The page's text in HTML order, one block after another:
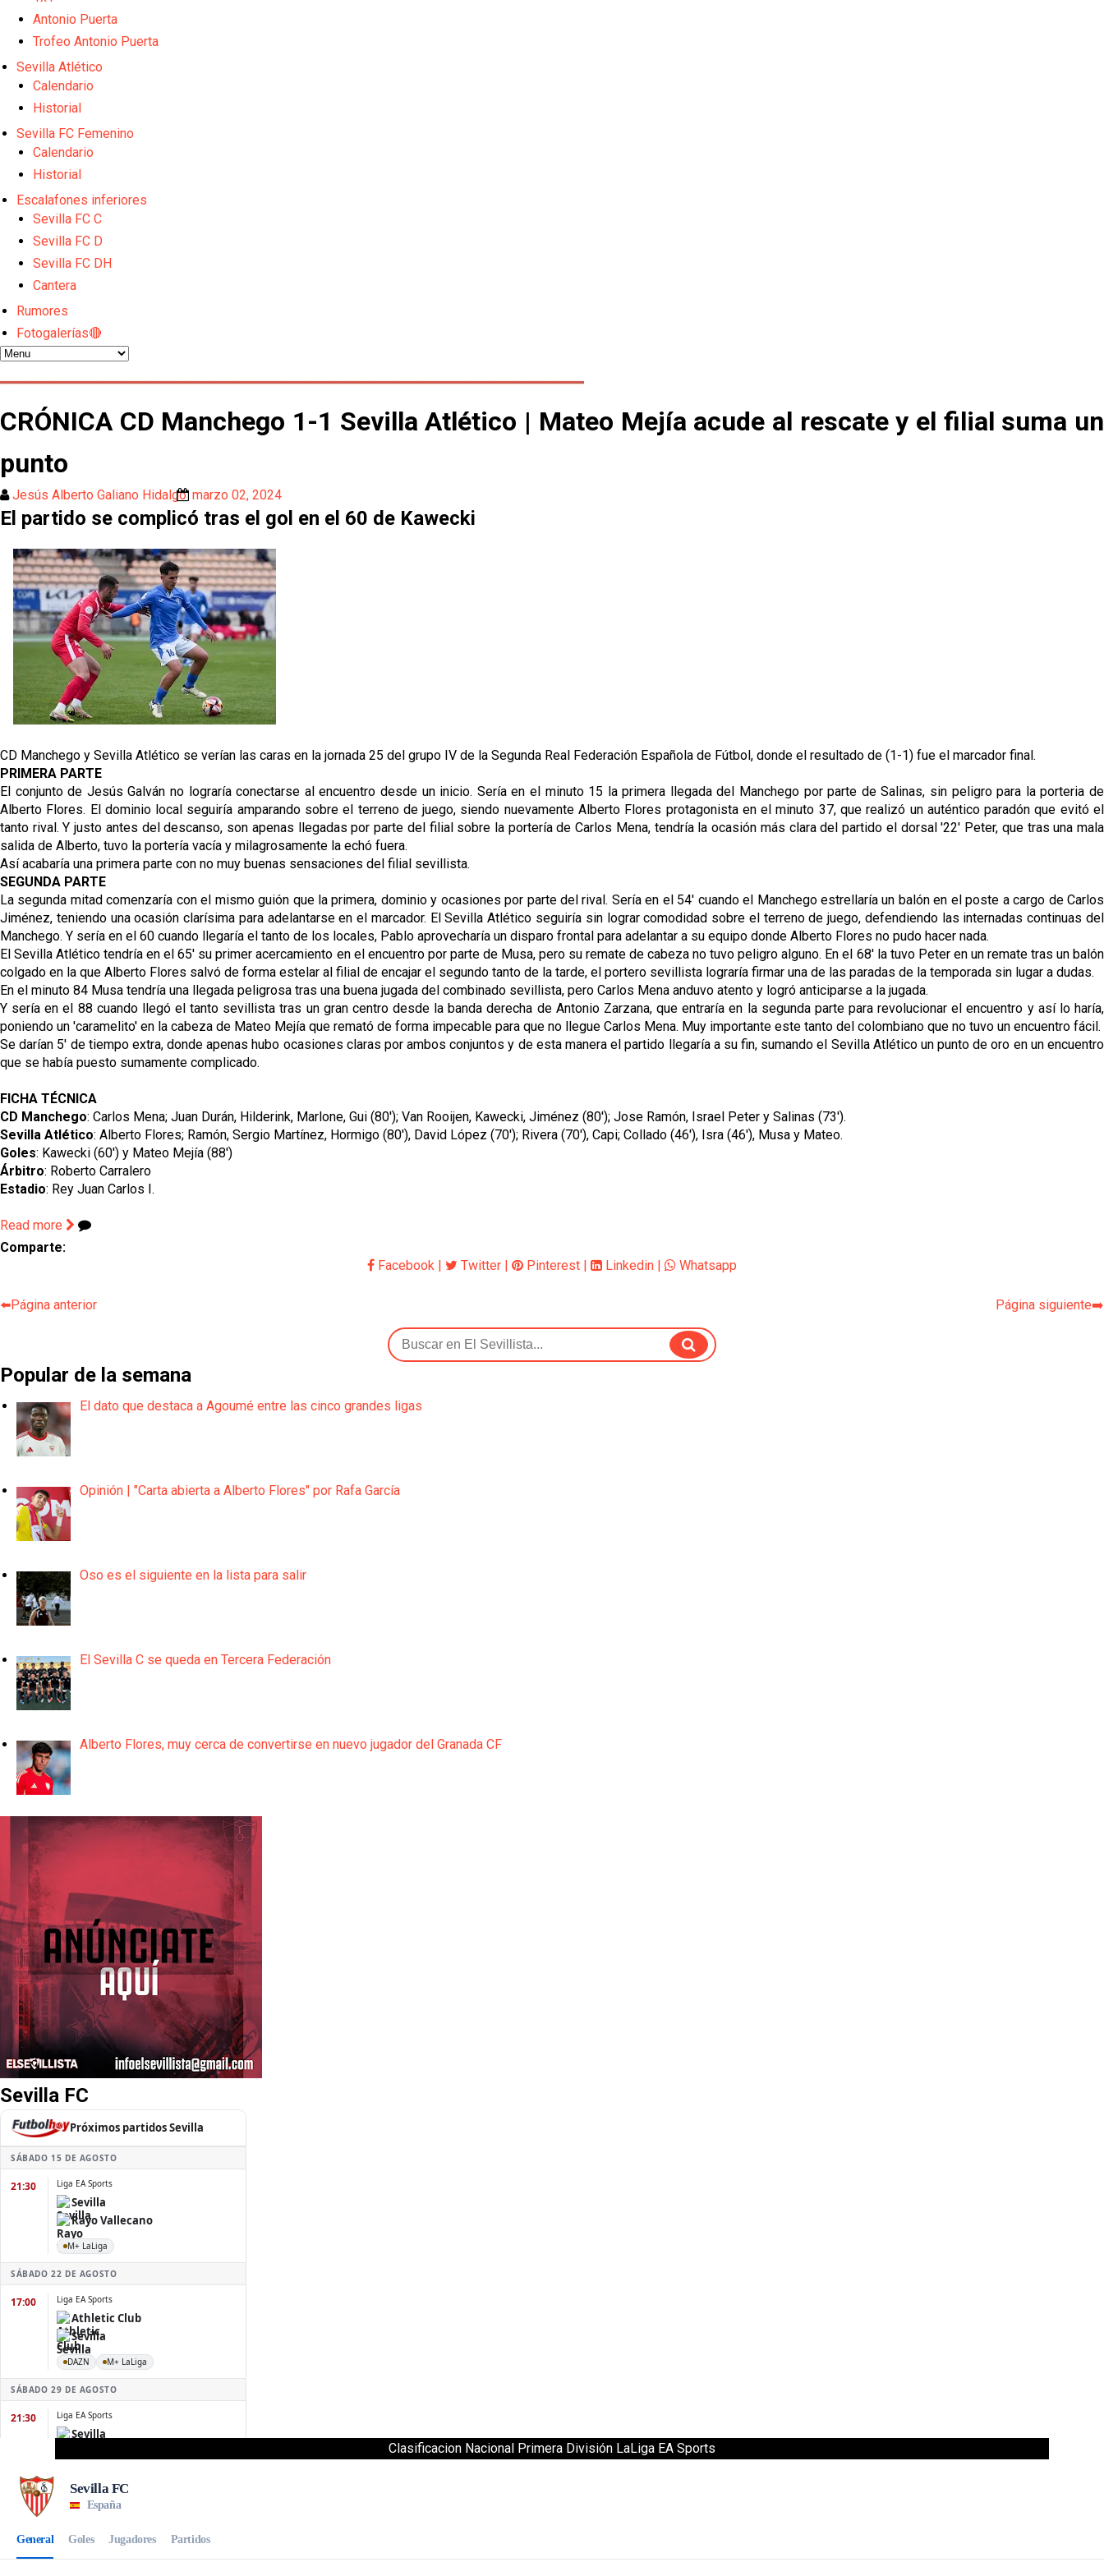
El Granada negocia con el Sevilla FC por Alberto Flores
El Sevilla continúa con despidos y rechaza una oferta de 420 millones por el club
El Sevilla FC cierra el fichaje de Robbie Ure
Crónica Pretemporada | Real Madrid 2-4 Sevilla FC Femenino
La revolución de José Ignacio Navarro en el Sevilla FC
Antonio Puerta
Trofeo Antonio Puerta
Sevilla Atlético
Calendario
Historial
Sevilla FC Femenino
Calendario
Historial
Escalafones inferiores
Sevilla FC C
Sevilla FC D
Sevilla FC DH
Cantera
Rumores
Fotogalerías🔴
CRÓNICA CD Manchego 1-1 Sevilla Atlético | Mateo Mejía acude al rescate y el filial suma un
punto
Jesús Alberto Galiano Hidalgo marzo 02, 2024
El partido se complicó tras el gol en el 60 de Kawecki
CD Manchego y Sevilla Atlético se verían las caras en la jornada 25 del grupo IV de la Segunda Real Federación Española de Fútbol, donde el resultado de (1-1) fue el marcador final.
PRIMERA PARTE
El conjunto de Jesús Galván no lograría conectarse al encuentro desde un inicio. Sería en el minuto 15 la primera llegada del Manchego por parte de Salinas, sin peligro para la porteria de
Alberto Flores. El dominio local seguiría amparando sobre el terreno de juego, siendo nuevamente Alberto Flores protagonista en el minuto 37, que realizó un auténtico paradón que evitó el
tanto rival. Y justo antes del descanso, son apenas llegadas por parte del filial sobre la portería de Carlos Mena, tendría la ocasión más clara del partido el dorsal '22' Peter, que tras una mala
salida de Alberto, tuvo la portería vacía y milagrosamente la echó fuera.
Así acabaría una primera parte con no muy buenas sensaciones del filial sevillista.
SEGUNDA PARTE
La segunda mitad comenzaría con el mismo guión que la primera, dominio y ocasiones por parte del rival. Sería en el 54' cuando el Manchego estrellaría un balón en el poste a cargo de Carlos
Jiménez, teniendo una ocasión clarísima para adelantarse en el marcador. El Sevilla Atlético seguiría sin lograr comodidad sobre el terreno de juego, defendiendo las internadas continuas del
Manchego. Y sería en el 60 cuando llegaría el tanto de los locales, Pablo aprovecharía un disparo frontal para adelantar a su equipo donde Alberto Flores no pudo hacer nada.
El Sevilla Atlético tendría en el 65' su primer acercamiento en el encuentro por parte de Musa, pero su remate de cabeza no tuvo peligro alguno. En el 68' la tuvo Peter en un remate tras un balón
colgado en la que Alberto Flores salvó de forma estelar al filial de encajar el segundo tanto de la tarde, el portero sevillista lograría firmar una de las paradas de la temporada sin lugar a dudas.
En el minuto 84 Musa tendría una llegada peligrosa tras una buena jugada del combinado sevillista, pero Carlos Mena anduvo atento y logró anticiparse a la jugada.
Y sería en el 88 cuando llegó el tanto sevillista tras un gran centro desde la banda derecha de Antonio Zarzana, que entraría en la segunda parte para revolucionar el encuentro y así lo haría,
poniendo un 'caramelito' en la cabeza de Mateo Mejía que remató de forma impecable para que no llegue Carlos Mena. Muy importante este tanto del colombiano que no tuvo un encuentro fácil.
Se darían 5' de tiempo extra, donde apenas hubo ocasiones claras por ambos conjuntos y de esta manera el partido llegaría a su fin, sumando el Sevilla Atlético un punto de oro en un encuentro
que se había puesto sumamente complicado.
FICHA TÉCNICA
CD Manchego: Carlos Mena; Juan Durán, Hilderink, Marlone, Gui (80'); Van Rooijen, Kawecki, Jiménez (80'); Jose Ramón, Israel Peter y Salinas (73').
Sevilla Atlético: Alberto Flores; Ramón, Sergio Martínez, Hormigo (80'), David López (70'); Rivera (70'), Capi; Collado (46'), Isra (46'), Musa y Mateo.
Goles: Kawecki (60') y Mateo Mejía (88')
Árbitro: Roberto Carralero
Estadio: Rey Juan Carlos I.
Read more
Comparte:
Facebook | Twitter | Pinterest | Linkedin | Whatsapp
⬅️Página anterior Página siguiente➡️
Popular de la semana
El dato que destaca a Agoumé entre las cinco grandes ligas
Opinión | "Carta abierta a Alberto Flores" por Rafa García
Oso es el siguiente en la lista para salir
El Sevilla C se queda en Tercera Federación
Alberto Flores, muy cerca de convertirse en nuevo jugador del Granada CF
Sevilla FC
Clasificacion Nacional Primera División LaLiga EA Sports